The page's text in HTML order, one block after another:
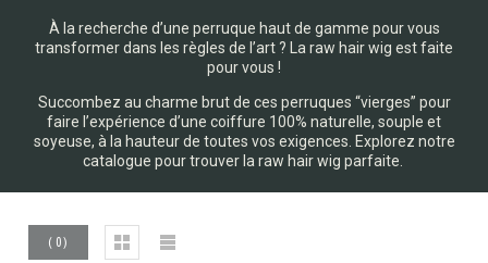
À la recherche d’une perruque haut de gamme pour vous
transformer dans les règles de l’art ? La raw hair wig est faite
pour vous !
Succombez au charme brut de ces perruques “vierges” pour
faire l’expérience d’une coiffure 100% naturelle, souple et
soyeuse, à la hauteur de toutes vos exigences. Explorez notre
catalogue pour trouver la raw hair wig parfaite.
( 0)